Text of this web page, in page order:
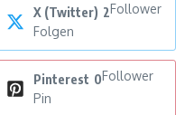
X (Twitter) 2Follower
Folgen
Pinterest 0Follower
Pin